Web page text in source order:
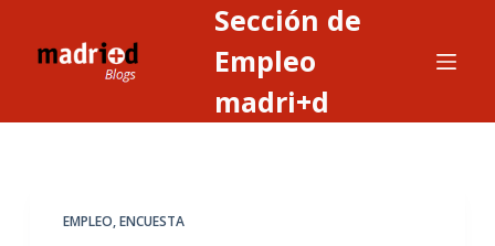
Sección de
Empleo
madri+d
EMPLEO,ENCUESTA